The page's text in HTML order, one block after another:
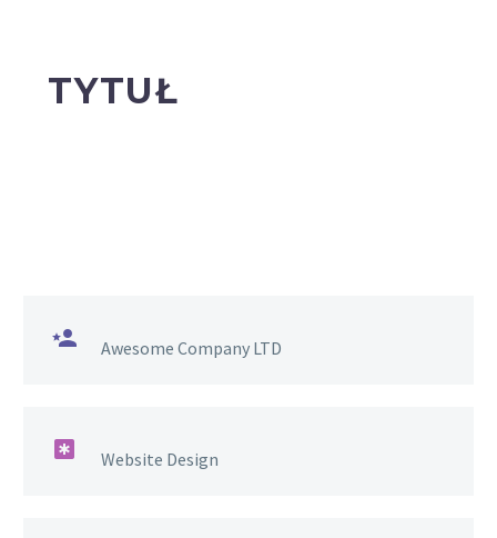
TYTUŁ
 Awesome Company LTD
 Website Design